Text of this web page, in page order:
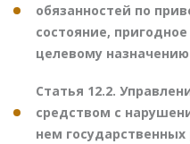
обязанностей по
состояние,
целевому назначению
Статья 12.2.
средством с
нем